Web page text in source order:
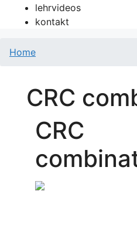
lehrvideos
kontakt
Home
CRC
CRC